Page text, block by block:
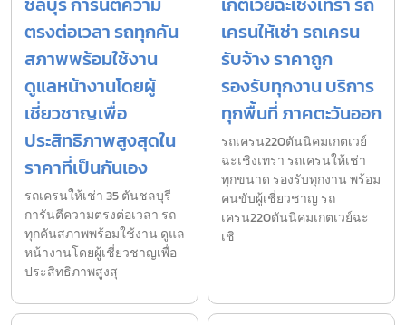
ตรงต่อเวลา รถทุกคัน
สภาพพร้อมใช้งาน
ดูแลหน้างานโดยผู้
เชี่ยวชาญเพื่อ
ประสิทธิภาพสูงสุดใน
ราคาที่เป็นกันเอง
รถเครนให้เช่า 35 ตันชลบุรี
การันตีความตรงต่อเวลา รถ
ทุกคันสภาพพร้อมใช้งาน ดูแล
หน้างานโดยผู้เชี่ยวชาญเพื่อ
ประสิทธิภาพสูงสุ
เครนให้เช่า รถเครน
รับจ้าง ราคาถูก
รองรับทุกงาน บริการ
ทุกพื้นที่ ภาคตะวันออก
รถเครน220ตันนิคมเกตเวย์
ฉะเชิงเทรา รถเครนให้เช่า
ทุกขนาด รองรับทุกงาน พร้อม
คนขับผู้เชี่ยวชาญ รถ
เครน220ตันนิคมเกตเวย์ฉะ
เชิ